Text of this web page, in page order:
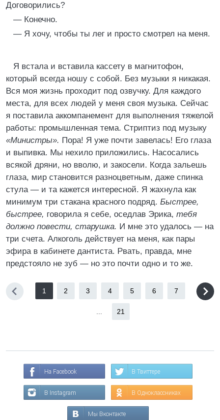
Договорились?
— Конечно.
— Я хочу, чтобы ты лег и просто смотрел на меня.
Я встала и вставила кассету в магнитофон,
который всегда ношу с собой. Без музыки я никакая.
Вся моя жизнь проходит под озвучку. Для каждого
места, для всех людей у меня своя музыка. Сейчас
я поставила аккомпанемент для выполнения тяжелой
работы: промышленная тема. Стриптиз под музыку
«Министры». Пора! Я уже почти завелась! Его глаза
и выпивка. Мы нехило приложились. Насосались
всякой дряни, но вволю, и закосели. Когда зальешь
глаза, мир становится разноцветным, даже спинка
стула — и та кажется интересной. Я жахнула как
минимум три стакана красного подряд. Быстрее,
быстрее, говорила я себе, оседлав Эрика, тебя
должно повести, старушка. И мне это удалось — на
три счета. Алкоголь действует на меня, как пары
эфира в кабинете дантиста. Рвать, правда, мне
предстояло не зуб — но это почти одно и то же.
1 2 3 4 5 6 7
21
На Facebook В Твиттере
В Instagram В Одноклассниках
Мы Вконтакте